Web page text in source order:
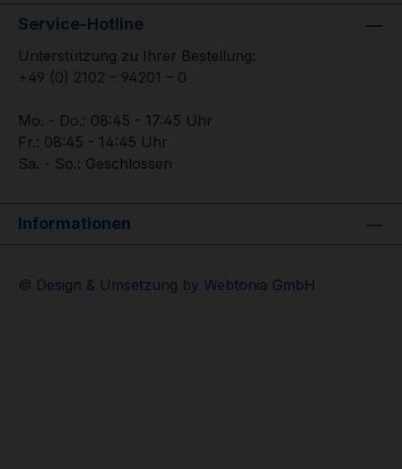
Service-Hotline
Unterstützung zu Ihrer Bestellung:
+49 (0) 2102 – 94201 – 0
Mo. - Do.: 08:45 - 17:45 Uhr
Fr.: 08:45 - 14:45 Uhr
Sa. - So.: Geschlossen
Informationen
© Design & Umsetzung by Webtonia GmbH